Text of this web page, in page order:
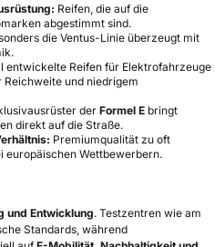
Reifen, die auf die
abgestimmt sind.
die Ventus-Linie überzeugt mit
entwickelte Reifen für Elektrofahrzeuge
und niedrigem
derFormel E bringt
direkt auf die Straße.
Premiumqualität zu oft
europäischen Wettbewerbern.
und Entwicklung. Testzentren wie am
Standards, während